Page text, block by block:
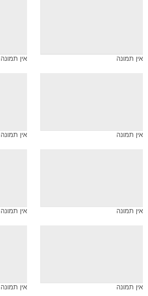
אין תמונה אין תמונה
אין תמונה אין תמונה
אין תמונה אין תמונה
אין תמונה אין תמונה